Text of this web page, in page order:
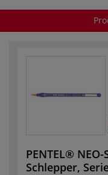
PENTEL®
Schlepper,